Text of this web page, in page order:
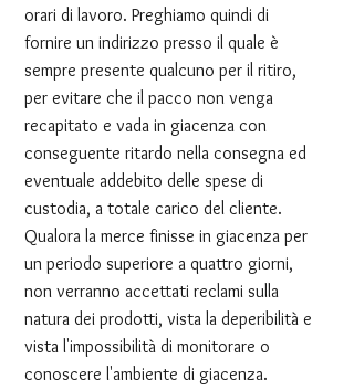
orari di lavoro. Preghiamo quindi di
fornire un indirizzo presso il quale è
sempre presente qualcuno per il ritiro,
per evitare che il pacco non venga
recapitato e vada in giacenza con
conseguente ritardo nella consegna ed
eventuale addebito delle spese di
custodia, a totale carico del cliente.
Qualora la merce finisse in giacenza per
un periodo superiore a quattro giorni,
non verranno accettati reclami sulla
natura dei prodotti, vista la deperibilità e
vista l'impossibilità di monitorare o
conoscere l'ambiente di giacenza.